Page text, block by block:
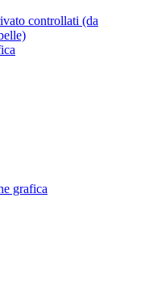
controllati (da
grafica